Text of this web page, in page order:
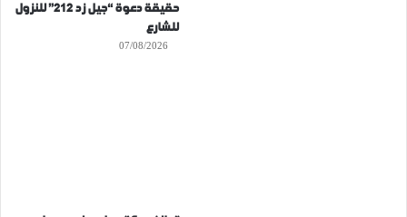
حقيقة دعوة “جيل زد 212” للنزول
للشارع
07/08/2026